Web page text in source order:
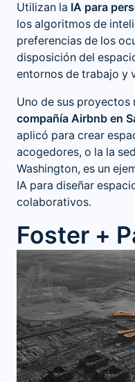
Utilizan la IA para
los algoritmos de
preferencias de los
disposición del
entornos de trabajo y
Uno de sus proyectos
compañía Airbnb en
aplicó para crear
acogedores, o la la
Washington, es un
IA para diseñar
colaborativos.
Foster +